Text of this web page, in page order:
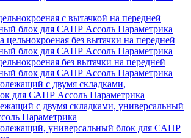
с вытачкой на передней
блок для САПР Ассоль Параметрика
без вытачки на передней
блок для САПР Ассоль Параметрика
с двумя складками, универсальный
Параметрика